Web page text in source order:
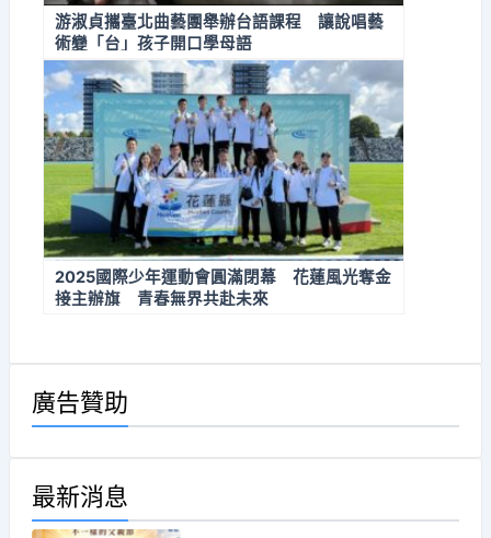
游淑貞攜臺北曲藝團舉辦台語課程 讓說唱藝
術變「台」孩子開口學母語
2025國際少年運動會圓滿閉幕 花蓮風光奪金
接主辦旗 青春無界共赴未來
廣告贊助
最新消息